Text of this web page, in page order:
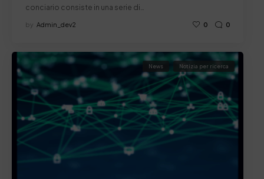
conciario consiste in una serie di…
by Admin_dev2 0 0
News Notizia per ricerca